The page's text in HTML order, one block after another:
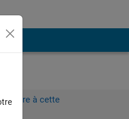
à cette